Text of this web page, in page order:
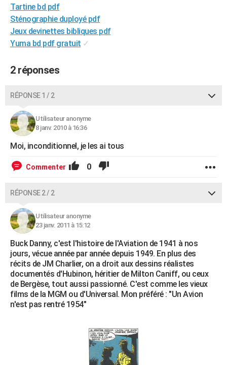
Art de vivre
Bien-être
Loisirs
Mode
Modes de vie
SANTE
Alimentation
Guide de la santé
Maladies
Médicaments
Sommeil
VOYAGE
GUIDES D'ACHAT
BONS PLANS
CARTE DE VOEUX
Carte de Noël
Carte Bonne année
Carte Saint-Valentin
Carte Pâques
Carte d'anniversaire
DICTIONNAIRE
PROGRAMME TV
S'inscrire
Se connecter
Lycées
Collèges
Primaires
Universités
Entreprises
Service militaire
Avis de recherche
FORUM
Bricolage
Lifestyle
Culture
Sport
Auto
Television
Voyage
Cinema
Tartine bd pdf
Sténographie duployé pdf
Jeux devinettes bibliques pdf
Yuma bd pdf gratuit ✓
2 réponses
RÉPONSE 1 / 2
Utilisateur anonyme
8 janv. 2010 à 16:36
Moi, inconditionnel, je les ai tous
Commenter 0
RÉPONSE 2 / 2
Utilisateur anonyme
23 janv. 2011 à 15:12
Buck Danny, c'est l'histoire de l'Aviation de 1941 à nos
jours, vécue année par année depuis 1949. En plus des
récits de JM Charlier, on a droit aux dessins réalistes
documentés d'Hubinon, héritier de Milton Caniff, ou ceux
de Bergèse, tout aussi passionné. C'est comme les vieux
films de la MGM ou d'Universal. Mon préféré : "Un Avion
n'est pas rentré 1954"